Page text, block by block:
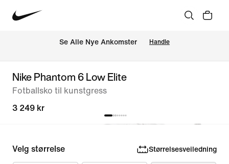
Se Alle Nye Ankomster Handle
Nike Phantom 6 Low Elite
Fotballsko til kunstgress
3 249 kr
Velg størrelse Størrelsesveiledning